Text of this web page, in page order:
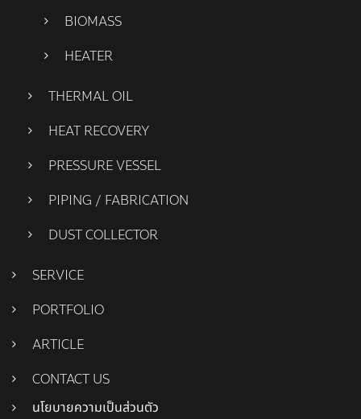
BIOMASS
HEATER
THERMAL OIL
HEAT RECOVERY
PRESSURE VESSEL
PIPING / FABRICATION
DUST COLLECTOR
SERVICE
PORTFOLIO
ARTICLE
CONTACT US
นโยบายความเป็นส่วนตัว